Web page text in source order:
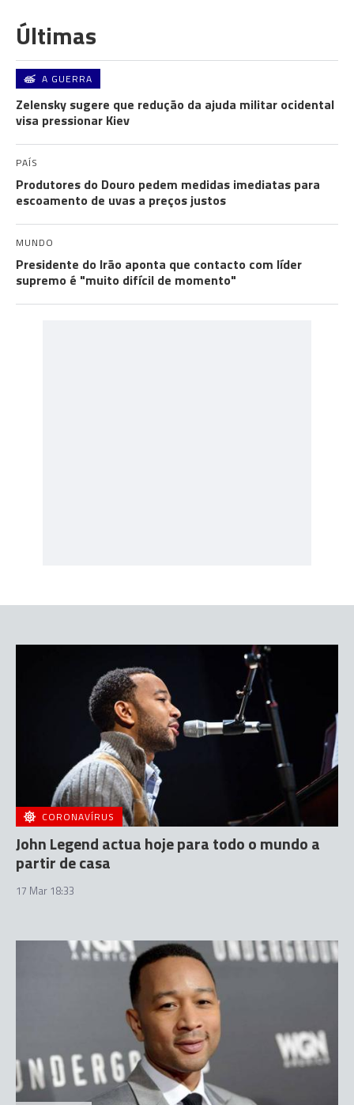
Últimas
A GUERRA
Zelensky sugere que redução da ajuda militar ocidental
visa pressionar Kiev
PAÍS
Produtores do Douro pedem medidas imediatas para
escoamento de uvas a preços justos
MUNDO
Presidente do Irão aponta que contacto com líder
supremo é "muito difícil de momento"
CORONAVÍRUS
John Legend actua hoje para todo o mundo a
partir de casa
17 Mar 18:33